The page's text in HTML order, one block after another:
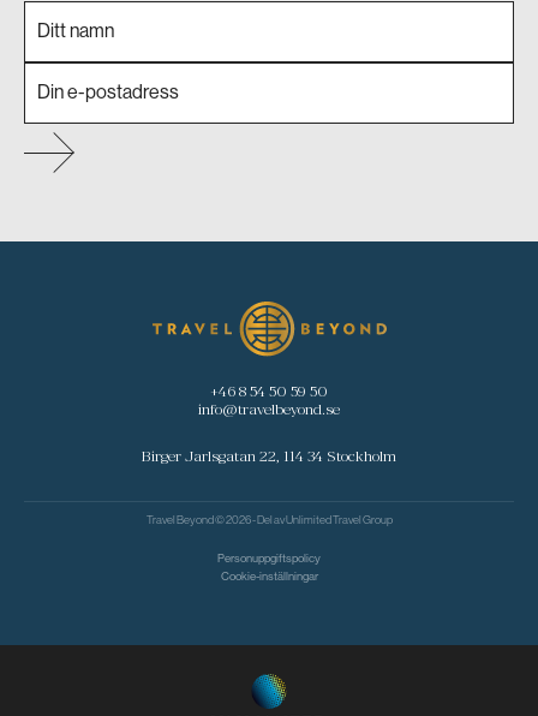
+46 8 54 50 59 50
info@travelbeyond.se
Birger Jarlsgatan 22, 114 34 Stockholm
Travel Beyond © 2026 - Del avUnlimited Travel Group
Personuppgiftspolicy
Cookie-inställningar